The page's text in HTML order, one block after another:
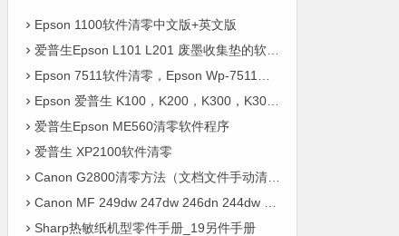
Epson 1100软件清零中文版+英文版
爱普生Epson L101 L201 废墨收集垫的软件清零以及手工吸墨图文教程
Epson 7511软件清零，Epson Wp-7511软件清零 墨量恢复软件，Epson 7011软件清零
Epson 爱普生 K100，K200，K300，K305软件清零
爱普生Epson ME560清零软件程序
爱普生 XP2100软件清零
Canon G2800清零方法（文档文件手动清零方法），亲试有效
Canon MF 249dw 247dw 246dn 244dw 243d 242dw 241d 中文维修手册
Sharp热敏纸机型零件手册_19另件手册